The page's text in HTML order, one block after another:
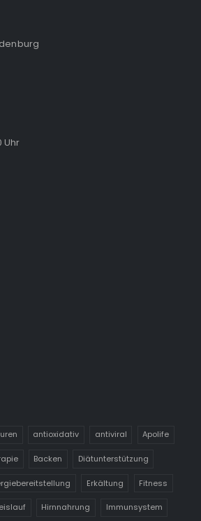
Uhr
antioxidativ antiviral Apolife
Backen Diätunterstützung
Erkältung Fitness
Hirnnahrung Immunsystem